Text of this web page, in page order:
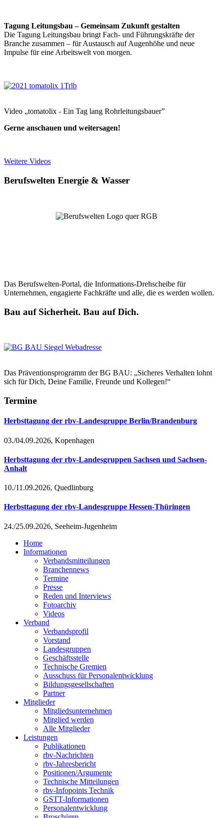
Tagung Leitungsbau – Gemeinsam Zukunft gestalten
Die Tagung Leitungsbau bringt Fach- und Führungskräfte der
Branche zusammen – für Austausch auf Augenhöhe und neue
Impulse für eine Arbeitswelt von morgen.
Video „tomatolix - Ein Tag lang Rohrleitungsbauer”
Gerne anschauen und weitersagen!
Weitere Videos
Berufswelten Energie & Wasser
Das Berufswelten-Portal, die Informations-Drehscheibe für
Unternehmen, engagierte Fachkräfte und alle, die es werden wollen.
Bau auf Sicherheit. Bau auf Dich.
Das Präventionsprogramm der BG BAU: „Sicheres Verhalten lohnt
sich für Dich, Deine Familie, Freunde und Kollegen!“
Termine
Herbsttagung der rbv-Landesgruppe Berlin/Brandenburg
03./04.09.2026, Kopenhagen
Herbsttagung der rbv-Landesgruppen Sachsen und Sachsen-
Anhalt
10./11.09.2026, Quedlinburg
Herbsttagung der rbv-Landesgruppe Hessen-Thüringen
24./25.09.2026, Seeheim-Jugenheim
Home
Informationen
Verbandsmitteilungen
Branchennews
Termine
Presse
Reden und Interviews
Fotoarchiv
Videos
Verband
Verbandsprofil
Vorstand
Landesgruppen
Geschäftsstelle
Technische Gremien
Ausschuss für Personalentwicklung
Bildungsgesellschaften
Partner
Mitglieder
Mitgliedsunternehmen
Mitglied werden
Alle Mitglieder
Leistungen
Publikationen
rbv-Nachrichten
rbv-Jahresbericht
Positionen/Argumente
Technische Mitteilungen
rbv-Infopoints Technik
GSTT-Informationen
Personalentwicklung